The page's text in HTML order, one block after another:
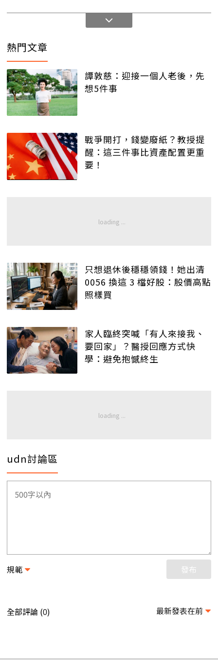
熱門文章
譚敦慈：迎接一個人老後，先
想5件事
戰爭開打，錢變廢紙？教授提
醒：這三件事比資產配置更重
要！
只想退休後穩穩領錢！她出清
0056 換這 3 檔好股：股價高點
照樣買
家人臨終突喊「有人來接我、
要回家」？醫授回應方式快
學：避免抱憾終生
udn討論區
規範 發布
全部評論 (0) 最新發表在前